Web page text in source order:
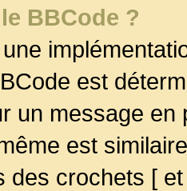
BBCode ?
est
un message
est
des crochets [